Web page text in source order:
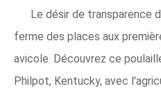
Le désir de transparence
ferme des places aux
avicole. Découvrez ce
Philpot, Kentucky, avec